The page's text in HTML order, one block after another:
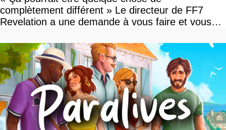
complètement différent » Le directeur de FF7
Revelation a une demande à vous faire et vous